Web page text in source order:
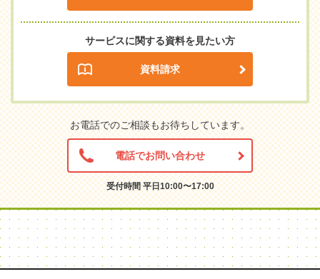
サービスに関する資料を見たい方
資料請求
お電話でのご相談もお待ちしています。
電話でお問い合わせ
受付時間 平日10:00〜17:00